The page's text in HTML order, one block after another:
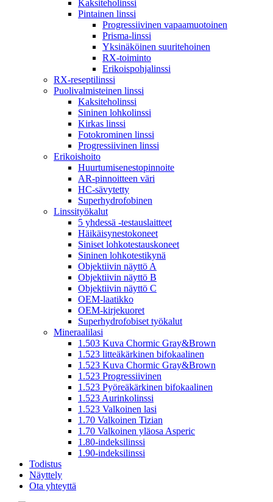
Kaksiteholinssi
Pintainen linssi
Progressiivinen vapaamuotoinen
Prisma-linssi
Yksinäköinen suuritehoinen
RX-toiminto
Erikoispohjalinssi
RX-reseptilinssi
Puolivalmisteinen linssi
Kaksiteholinssi
Sininen lohkolinssi
Kirkas linssi
Fotokrominen linssi
Progressiivinen linssi
Erikoishoito
Huurtumisenestopinnoite
AR-pinnoitteen väri
HC-sävytetty
Superhydrofobinen
Linssityökalut
5 yhdessä -testauslaitteet
Häikäisynestokoneet
Siniset lohkotestauskoneet
Sininen lohkotestikynä
Objektiivin näyttö A
Objektiivin näyttö B
Objektiivin näyttö C
OEM-laatikko
OEM-kirjekuoret
Superhydrofobiset työkalut
Mineraalilasi
1.503 Kuva Chormic Gray&Brown
1.523 litteäkärkinen bifokaalinen
1.523 Kuva Chormic Gray&Brown
1.523 Progressiivinen
1.523 Pyöreäkärkinen bifokaalinen
1.523 Aurinkolinssi
1.523 Valkoinen lasi
1.70 Valkoinen Tizian
1.70 Valkoinen yläosa Asperic
1.80-indeksilinssi
1.90-indeksilinssi
Todistus
Näyttely
Ota yhteyttä